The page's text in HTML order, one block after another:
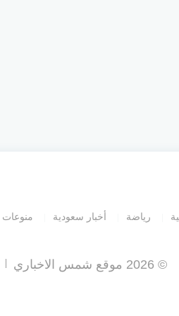
رياضة أخبار سعودية منوعات
© 2026 موقع شمس الاخباري